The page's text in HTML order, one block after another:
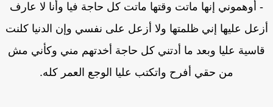
أوهموني إنها ماتت وقتها ماتت كل حاجة فيا وأنا لا عارف
عليها إني ظلمتها ولا أزعل على نفسي وإن الدنيا كلنت
عليا وبعد ما أدتني كل حاجة أخدتهم مني وكأني مش
من حقي أفرح واتكتب عليا الوجع العمر كله.